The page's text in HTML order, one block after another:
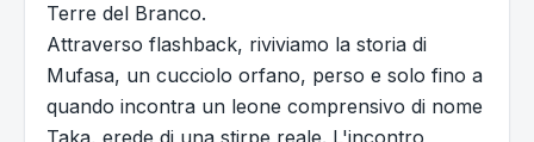
Terre del Branco.
Attraverso flashback, riviviamo la storia di
Mufasa, un cucciolo orfano, perso e solo fino a
quando incontra un leone comprensivo di nome